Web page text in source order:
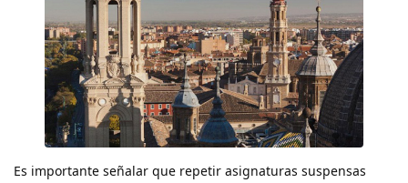
Es importante señalar que repetir asignaturas suspensas